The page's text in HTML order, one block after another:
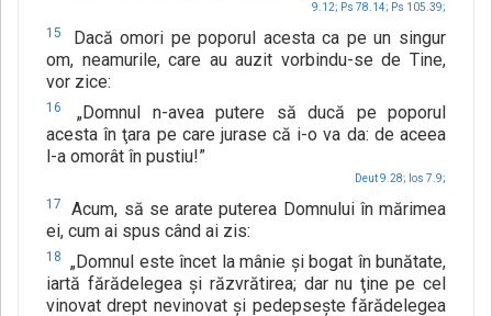
9.12; Ps 78.14; Ps 105.39;
15
Dacă omori pe poporul acesta ca pe un singur
om, neamurile, care au auzit vorbindu-se de Tine,
vor zice:
16
„Domnul n-avea putere să ducă pe poporul
acesta în ţara pe care jurase că i-o va da: de aceea
l-a omorât în pustiu!”
Deut 9.28; Ios 7.9;
17
Acum, să se arate puterea Domnului în mărimea
ei, cum ai spus când ai zis:
18
„Domnul este încet la mânie şi bogat în bunătate,
iartă fărădelegea şi răzvrătirea; dar nu ţine pe cel
vinovat drept nevinovat şi pedepseşte fărădelegea